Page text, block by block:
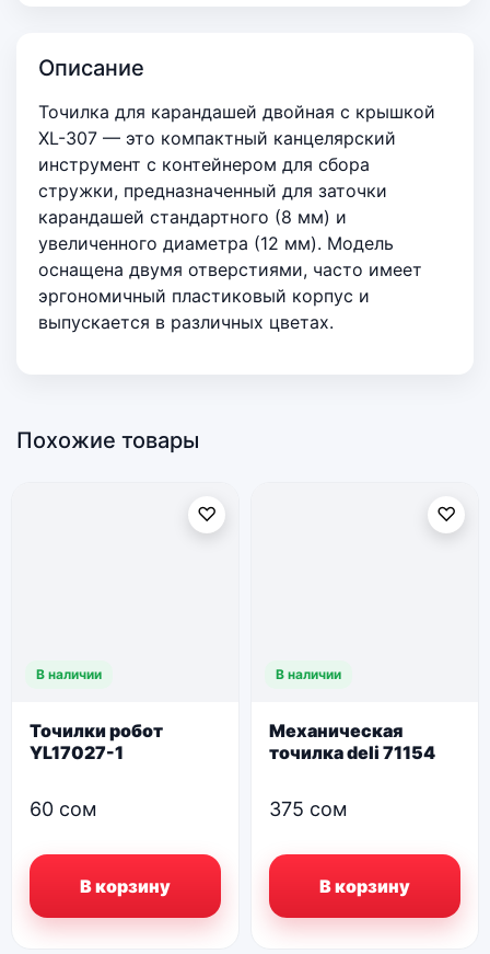
Описание
Точилка для карандашей двойная с крышкой
XL-307 — это компактный канцелярский
инструмент с контейнером для сбора
стружки, предназначенный для заточки
карандашей стандартного (8 мм) и
увеличенного диаметра (12 мм). Модель
оснащена двумя отверстиями, часто имеет
эргономичный пластиковый корпус и
выпускается в различных цветах.
Похожие товары
В наличии
♡
Точилки робот
YL17027-1
60 сом
В корзину
В наличии
♡
Механическая
точилка deli 71154
375 сом
В корзину